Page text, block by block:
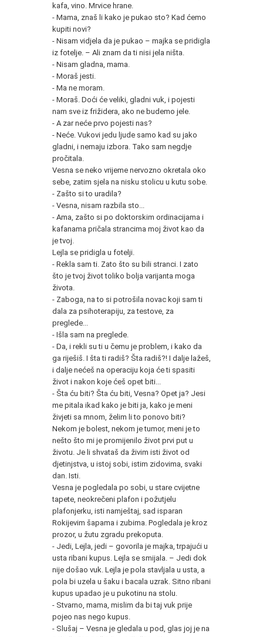
kafa, vino. Mrvice hrane.
- Mama, znaš li kako je pukao sto? Kad ćemo
kupiti novi?
- Nisam vidjela da je pukao – majka se pridigla
iz fotelje. – Ali znam da ti nisi jela ništa.
- Nisam gladna, mama.
- Moraš jesti.
- Ma ne moram.
- Moraš. Doći će veliki, gladni vuk, i pojesti
nam sve iz frižidera, ako ne budemo jele.
- A zar neće prvo pojesti nas?
- Neće. Vukovi jedu ljude samo kad su jako
gladni, i nemaju izbora. Tako sam negdje
pročitala.
Vesna se neko vrijeme nervozno okretala oko
sebe, zatim sjela na nisku stolicu u kutu sobe.
- Zašto si to uradila?
- Vesna, nisam razbila sto...
- Ama, zašto si po doktorskim ordinacijama i
kafanama pričala strancima moj život kao da
je tvoj.
Lejla se pridigla u fotelji.
- Rekla sam ti. Zato što su bili stranci. I zato
što je tvoj život toliko bolja varijanta moga
života.
- Zaboga, na to si potrošila novac koji sam ti
dala za psihoterapiju, za testove, za
preglede...
- Išla sam na preglede.
- Da, i rekli su ti u čemu je problem, i kako da
ga riješiš. I šta ti radiš? Šta radiš?! I dalje lažeš,
i dalje nećeš na operaciju koja će ti spasiti
život i nakon koje ćeš opet biti...
- Šta ću biti? Šta ću biti, Vesna? Opet ja? Jesi
me pitala ikad kako je biti ja, kako je meni
živjeti sa mnom, želim li to ponovo biti?
Nekom je bolest, nekom je tumor, meni je to
nešto što mi je promijenilo život prvi put u
životu. Je li shvataš da živim isti život od
djetinjstva, u istoj sobi, istim zidovima, svaki
dan. Isti.
Vesna je pogledala po sobi, u stare cvijetne
tapete, neokrečeni plafon i požutjelu
plafonjerku, isti namještaj, sad isparan
Rokijevim šapama i zubima. Pogledala je kroz
prozor, u žutu zgradu prekoputa.
- Jedi, Lejla, jedi – govorila je majka, trpajući u
usta ribani kupus. Lejla se smijala. – Jedi dok
nije došao vuk. Lejla je pola stavljala u usta, a
pola bi uzela u šaku i bacala uzrak. Sitno ribani
kupus upadao je u pukotinu na stolu.
- Stvarno, mama, mislim da bi taj vuk prije
pojeo nas nego kupus.
- Slušaj – Vesna je gledala u pod, glas joj je na